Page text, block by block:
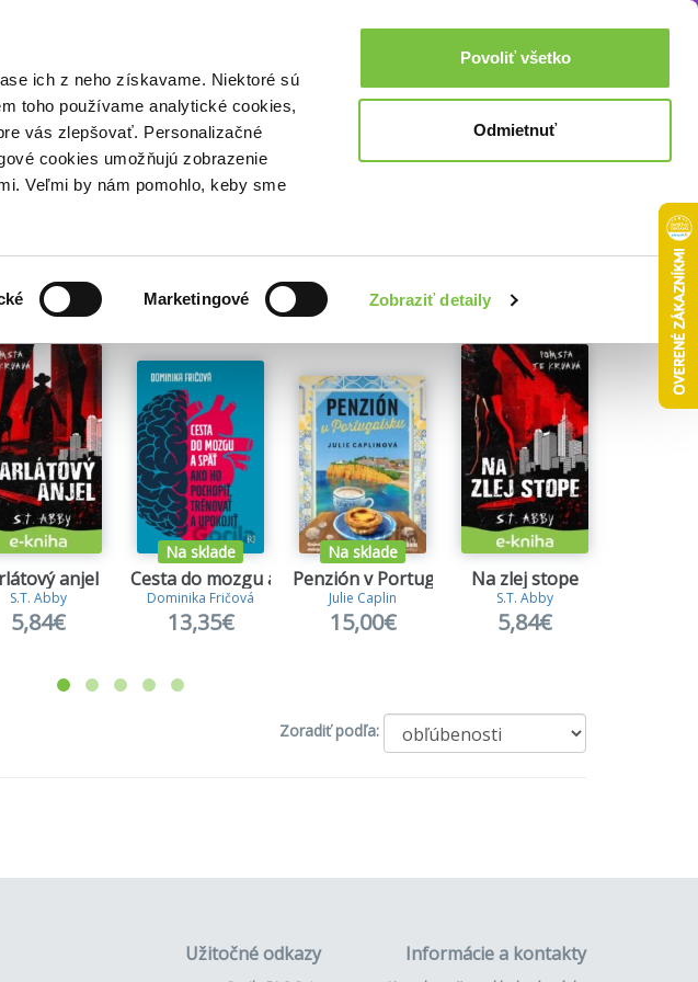
ich z neho získavame. Niektoré sú
toho používame analytické cookies,
vás zlepšovať. Personalizačné
cookies umožňujú zobrazenie
Veľmi by nám pomohlo, keby sme
Marketingové Zobraziť detaily
Povoliť všetko
Odmietnuť
Prihlásenie 0,00€
Akcie a zľavy
anjel
S.T. Abby
5,84€
Na sklade
Cesta do mozgu a späť
Dominika Fričová
13,35€
Na sklade
Penzión v Portugalsku
Julie Caplin
15,00€
Na zlej stope
S.T. Abby
5,84€
Zoradiť podľa:
Užitočné odkazy Informácie a kontakty